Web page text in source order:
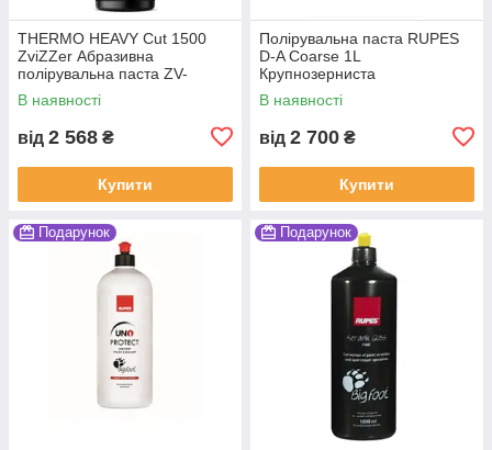
THERMO HEAVY Cut 1500
ZviZZer Абразивна
полірувальна паста ZV-
BS00075010HC
В наявності
від 2 568 ₴
Купити
Полірувальна паста RUPES
D-A Coarse 1L
Крупнозерниста
В наявності
від 2 700 ₴
Купити
Подарунок Подарунок